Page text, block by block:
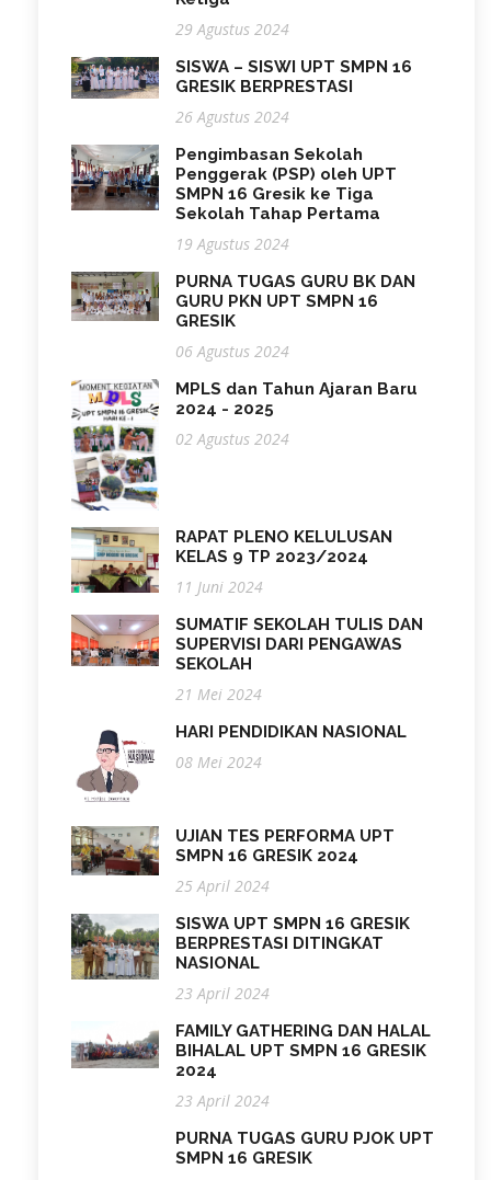
29 Agustus 2024
SISWA – SISWI UPT SMPN 16
GRESIK BERPRESTASI
26 Agustus 2024
Pengimbasan Sekolah
Penggerak (PSP) oleh UPT
SMPN 16 Gresik ke Tiga
Sekolah Tahap Pertama
19 Agustus 2024
PURNA TUGAS GURU BK DAN
GURU PKN UPT SMPN 16
GRESIK
06 Agustus 2024
MPLS dan Tahun Ajaran Baru
2024 - 2025
02 Agustus 2024
RAPAT PLENO KELULUSAN
KELAS 9 TP 2023/2024
11 Juni 2024
SUMATIF SEKOLAH TULIS DAN
SUPERVISI DARI PENGAWAS
SEKOLAH
21 Mei 2024
HARI PENDIDIKAN NASIONAL
08 Mei 2024
UJIAN TES PERFORMA UPT
SMPN 16 GRESIK 2024
25 April 2024
SISWA UPT SMPN 16 GRESIK
BERPRESTASI DITINGKAT
NASIONAL
23 April 2024
FAMILY GATHERING DAN HALAL
BIHALAL UPT SMPN 16 GRESIK
2024
23 April 2024
PURNA TUGAS GURU PJOK UPT
SMPN 16 GRESIK